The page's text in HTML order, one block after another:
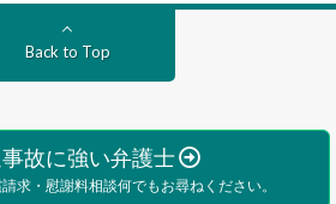
Back to Top
故に強い弁護士
求・慰謝料相談何でもお尋ねください。